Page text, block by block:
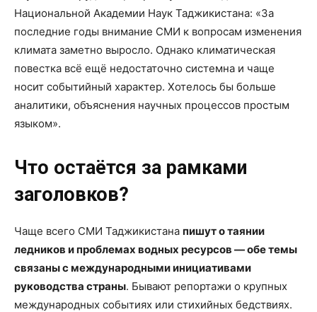
Национальной Академии Наук Таджикистана: «За
последние годы внимание СМИ к вопросам изменения
климата заметно выросло. Однако климатическая
повестка всё ещё недостаточно системна и чаще
носит событийный характер. Хотелось бы больше
аналитики, объяснения научных процессов простым
языком».
Что остаётся за рамками
заголовков?
Чаще всего СМИ Таджикистана пишут о таянии
ледников и проблемах водных ресурсов — обе темы
связаны с международными инициативами
руководства страны. Бывают репортажи о крупных
международных событиях или стихийных бедствиях.